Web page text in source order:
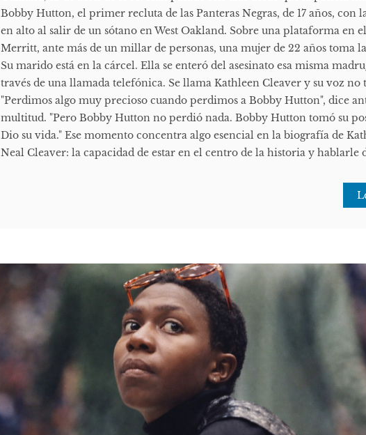
Bobby Hutton, el primer recluta de las Panteras Negras, de 17 años, con
en alto al salir de un sótano en West Oakland. Sobre una plataforma en
Merritt, ante más de un millar de personas, una mujer de 22 años toma
Su marido está en la cárcel. Ella se enteró del asesinato esa misma
través de una llamada telefónica. Se llama Kathleen Cleaver y su voz no
"Perdimos algo muy precioso cuando perdimos a Bobby Hutton", dice
multitud. "Pero Bobby Hutton no perdió nada. Bobby Hutton tomó su
Dio su vida." Ese momento concentra algo esencial en la biografía de
Neal Cleaver: la capacidad de estar en el centro de la historia y hablarle